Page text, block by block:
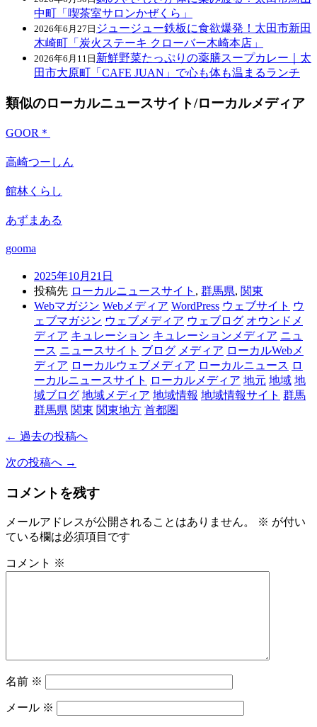
中町「喫茶室サロンかぜくら」
2026年6月27日 ジュージュー鉄板に食欲爆発！太田市新田
木崎町「炭火ステーキ クローバー木崎本店」
2026年6月11日 新鮮野菜たっぷりの薬膳スープカレー｜太
田市大原町「CAFE JUAN」で心も体も温まるランチ
類似のローカルニュースサイト/ローカルメディア
GOOR＊
高崎つーしん
館林くらし
あずまある
gooma
2025年10月21日
投稿先 ローカルニュースサイト , 群馬県, 関東
Webマガジン Webメディア WordPress ウェブサイト ウ
ェブマガジン ウェブメディア ウェブログ オウンドメ
ディア キュレーション キュレーションメディア ニュ
ース ニュースサイト ブログ メディア ローカルWebメ
ディア ローカルウェブメディア ローカルニュース ロ
ーカルニュースサイト
ローカルメディア 地元 地域 地
域ブログ 地域メディア 地域情報 地域情報サイト 群馬
群馬県 関東 関東地方 首都圏
← 過去の投稿へ
次の投稿へ →
コメントを残す
メールアドレスが公開されることはありません。 ※ が付い
ている欄は必須項目です
コメント ※
名前 ※
メール ※